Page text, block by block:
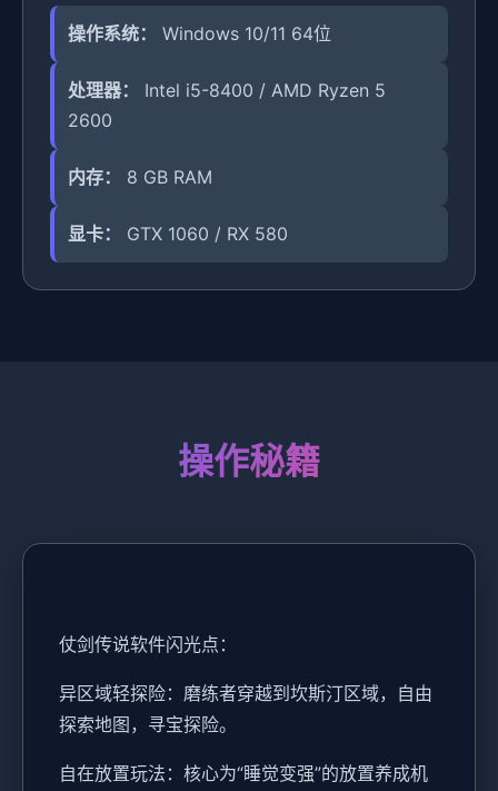
操作系统： Windows 10/11 64位
处理器：
Intel i5-8400 / AMD Ryzen 5
2600
内存： 8 GB RAM
显卡： GTX 1060 / RX 580
操作秘籍
仗剑传说软件闪光点：
异区域轻探险：磨练者穿越到坎斯汀区域，自由
探索地图，寻宝探险。
自在放置玩法：核心为“睡觉变强”的放置养成机